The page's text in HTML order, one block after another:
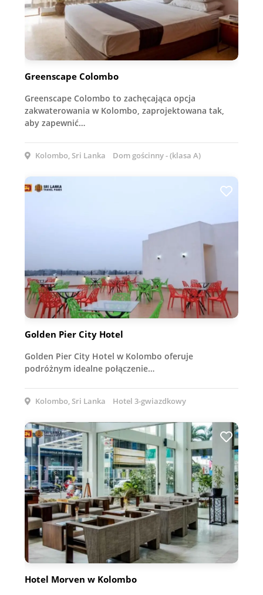
Greenscape Colombo
Greenscape Colombo to zachęcająca opcja
zakwaterowania w Kolombo, zaprojektowana tak,
aby zapewnić…
Kolombo, Sri Lanka Dom gościnny - (klasa A)
Golden Pier City Hotel
Golden Pier City Hotel w Kolombo oferuje
podróżnym idealne połączenie…
Kolombo, Sri Lanka Hotel 3-gwiazdkowy
Hotel Morven w Kolombo